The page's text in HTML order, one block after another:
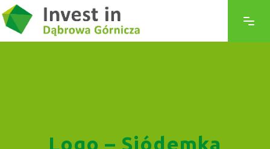
Logo – Siódemka